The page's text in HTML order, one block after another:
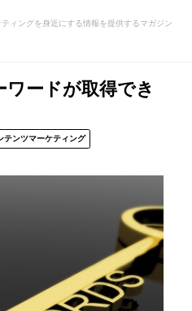
ィングを身近にする情報を提供するマガジン
ードが取得でき
テンツマーケティング